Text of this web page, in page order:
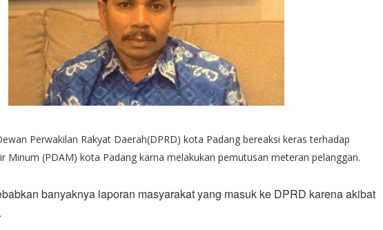
Perwakilan Rakyat Daerah(DPRD) kota Padang bereaksi keras terhadap
Minum (PDAM) kota Padang karna melakukan pemutusan meteran pelanggan.
banyaknya laporan masyarakat yang masuk ke DPRD karena akibat